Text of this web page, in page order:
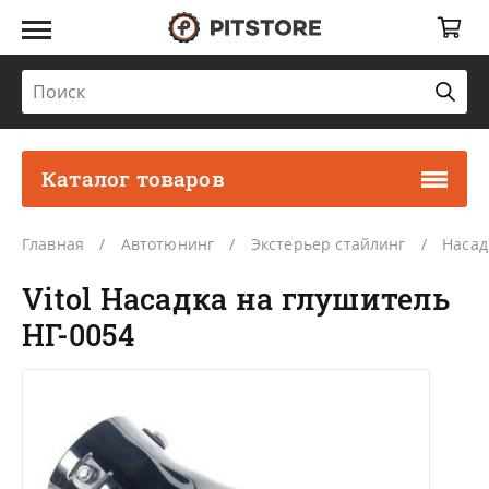
Каталог товаров
Главная Автотюнинг Экстерьер стайлинг
Vitol Насадка на глушитель
НГ-0054